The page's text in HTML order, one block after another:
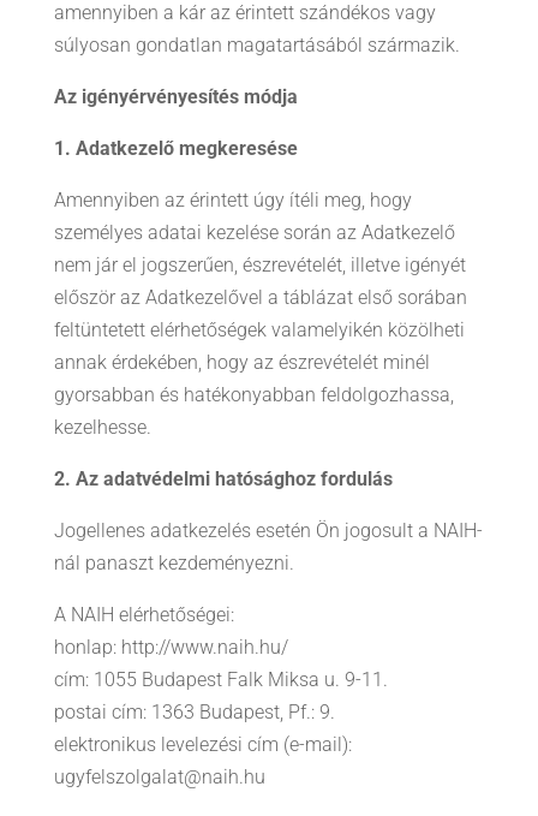
amennyiben a kár az érintett szándékos vagy
súlyosan gondatlan magatartásából származik.
Az igényérvényesítés módja
1. Adatkezelő megkeresése
Amennyiben az érintett úgy ítéli meg, hogy
személyes adatai kezelése során az Adatkezelő
nem jár el jogszerűen, észrevételét, illetve igényét
először az Adatkezelővel a táblázat első sorában
feltüntetett elérhetőségek valamelyikén közölheti
annak érdekében, hogy az észrevételét minél
gyorsabban és hatékonyabban feldolgozhassa,
kezelhesse.
2. Az adatvédelmi hatósághoz fordulás
Jogellenes adatkezelés esetén Ön jogosult a NAIH-
nál panaszt kezdeményezni.
A NAIH elérhetőségei:
honlap: http://www.naih.hu/
cím: 1055 Budapest Falk Miksa u. 9-11.
postai cím: 1363 Budapest, Pf.: 9.
elektronikus levelezési cím (e-mail):
ugyfelszolgalat@naih.hu